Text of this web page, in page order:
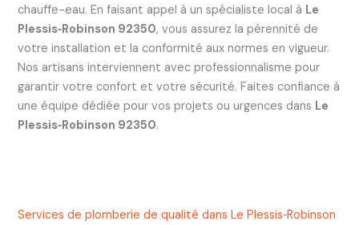
chauffe-eau. En faisant appel à un spécialiste local à Le
Plessis‑Robinson 92350, vous assurez la pérennité de
votre installation et la conformité aux normes en vigueur.
Nos artisans interviennent avec professionnalisme pour
garantir votre confort et votre sécurité. Faites confiance à
une équipe dédiée pour vos projets ou urgences dans Le
Plessis‑Robinson 92350.
Services de plomberie de qualité dans Le Plessis‑Robinson